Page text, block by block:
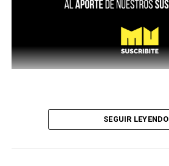
SEGUIR LEYENDO